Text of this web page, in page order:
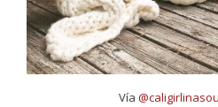
Vía